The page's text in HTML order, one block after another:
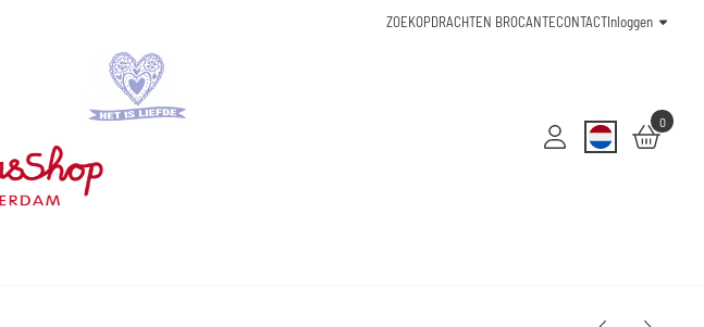
ZOEKOPDRACHTEN BROCANTECONTACTInloggen
0